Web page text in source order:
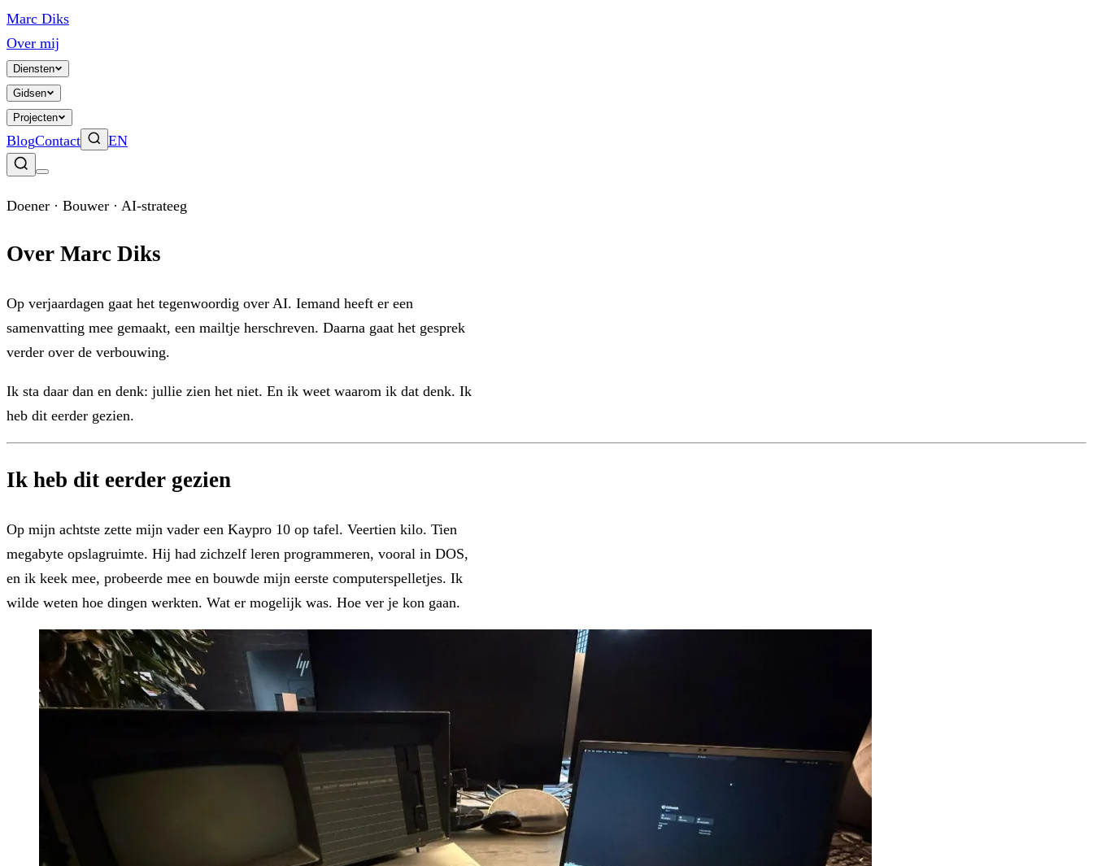
Ga naar inhoud
Marc Diks
Over mij
Diensten
Gidsen
Projecten
BlogContact EN
Doener · Bouwer · AI-strateeg
Over Marc Diks
Op verjaardagen gaat het tegenwoordig over AI. Iemand heeft er een
samenvatting mee gemaakt, een mailtje herschreven. Daarna gaat het gesprek
verder over de verbouwing.
Ik sta daar dan en denk: jullie zien het niet. En ik weet waarom ik dat denk. Ik
heb dit eerder gezien.
Ik heb dit eerder gezien
Op mijn achtste zette mijn vader een Kaypro 10 op tafel. Veertien kilo. Tien
megabyte opslagruimte. Hij had zichzelf leren programmeren, vooral in DOS,
en ik keek mee, probeerde mee en bouwde mijn eerste computerspelletjes. Ik
wilde weten hoe dingen werkten. Wat er mogelijk was. Hoe ver je kon gaan.